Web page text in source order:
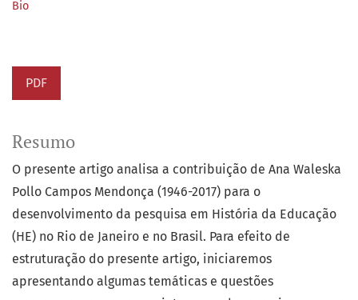
Bio
PDF
Resumo
O presente artigo analisa a contribuição de Ana Waleska
Pollo Campos Mendonça (1946-2017) para o
desenvolvimento da pesquisa em História da Educação
(HE) no Rio de Janeiro e no Brasil. Para efeito de
estruturação do presente artigo, iniciaremos
apresentando algumas temáticas e questões